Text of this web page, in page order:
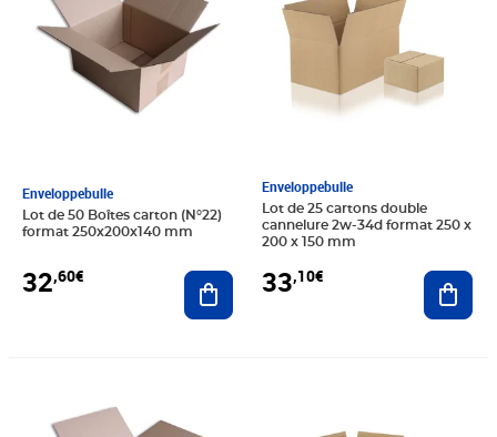
Enveloppebulle
Lot de 50 Boîtes carton (N°22)
format 250x200x140 mm
32,60€ Ajouter au panier
Enveloppebulle
Lot de 25 cartons double
cannelure 2w-34d format 250 x
200 x 150 mm
33,10€